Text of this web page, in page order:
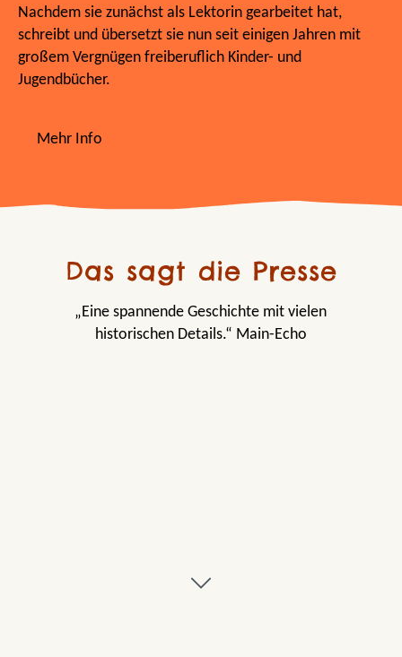
Nachdem sie zunächst als Lektorin gearbeitet hat,
schreibt und übersetzt sie nun seit einigen Jahren mit
großem Vergnügen freiberuflich Kinder- und
Jugendbücher.
Mehr Info
Das sagt die Presse
„Eine spannende Geschichte mit vielen
historischen Details.“ Main-Echo